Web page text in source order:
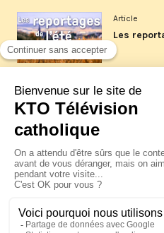
Article
Les
La visite
XIV à
Article
Le pape